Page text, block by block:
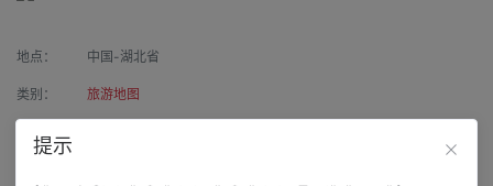
地点： 中国-湖北省
类别： 旅游地图
提示